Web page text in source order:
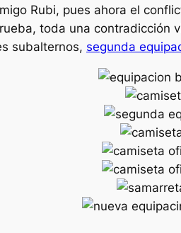
Rubi, pues ahora el
toda una
subalternos, segunda